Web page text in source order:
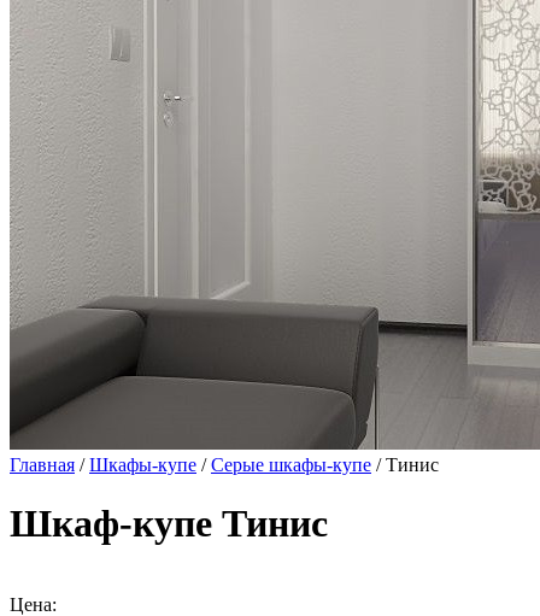
Главная /Шкафы-купе /Серые шкафы-купе / Тинис
Шкаф-купе Тинис
Цена: